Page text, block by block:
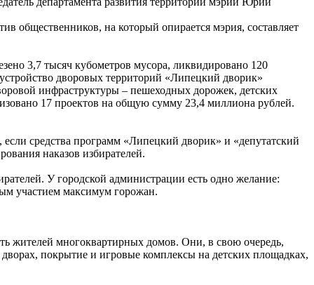
на который опирается мэрия, составляет
3,7 тысяч кубометров мусора, ликвидировано 120
дворовых территорий «Липецкий дворик»
инфраструктуры – пешеходных дорожек, детских
17 проектов на общую сумму 23,4 миллиона рублей.
средства программ «Липецкий дворик» и «депутатский
наказов избирателей.
У городской администрации есть одно желание:
участием максимум горожан.
жителей многоквартирных домов. Они, в свою очередь,
покрытие и игровые комплексы на детских площадках,